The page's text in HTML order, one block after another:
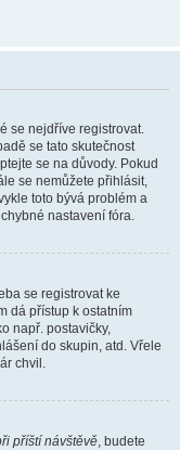
se nejdříve registrovat.
se tato skutečnost
se na důvody. Pokud
se nemůžete přihlásit,
toto bývá problém a
nastavení fóra.
se registrovat ke
dá přístup k ostatním
např. postavičky,
do skupin, atd. Vřele
chvil.
příští návštěvě, budete